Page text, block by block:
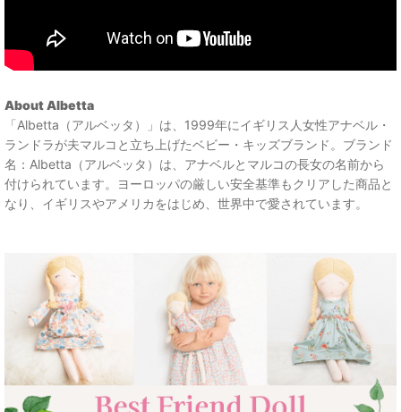
About Albetta
「Albetta（アルベッタ）」は、1999年にイギリス人女性アナベル・
ランドラが夫マルコと立ち上げたベビー・キッズブランド。ブランド
名：Albetta（アルベッタ）は、アナベルとマルコの長女の名前から
付けられています。ヨーロッパの厳しい安全基準もクリアした商品と
なり、イギリスやアメリカをはじめ、世界中で愛されています。